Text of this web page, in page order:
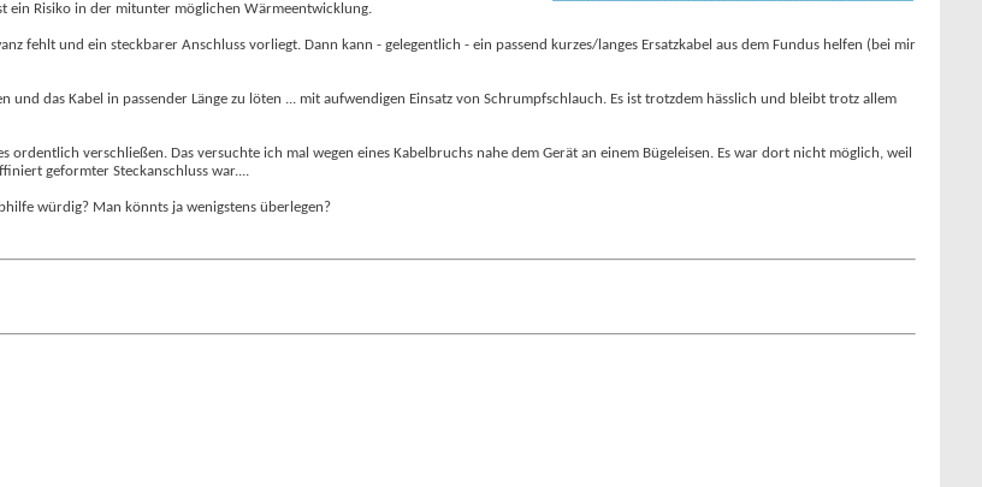
ein Risiko in der mitunter möglichen Wärmeentwicklung.
fehlt und ein steckbarer Anschluss vorliegt. Dann kann - gelegentlich - ein passend kurzes/langes Ersatzkabel aus dem Fundus helfen (bei mir
und das Kabel in passender Länge zu löten ... mit aufwendigen Einsatz von Schrumpfschlauch. Es ist trotzdem hässlich und bleibt trotz allem
verschließen. Das versuchte ich mal wegen eines Kabelbruchs nahe dem Gerät an einem Bügeleisen. Es war dort nicht möglich, weil
geformter Steckanschluss war....
würdig? Man könnts ja wenigstens überlegen?